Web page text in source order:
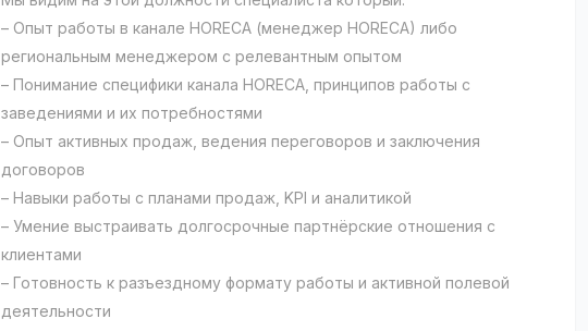
– Опыт работы в канале HORECA (менеджер HORECA) либо
региональным менеджером с релевантным опытом
– Понимание специфики канала HORECA, принципов работы с
заведениями и их потребностями
– Опыт активных продаж, ведения переговоров и заключения
договоров
– Навыки работы с планами продаж, KPI и аналитикой
– Умение выстраивать долгосрочные партнёрские отношения с
клиентами
– Готовность к разъездному формату работы и активной полевой
деятельности